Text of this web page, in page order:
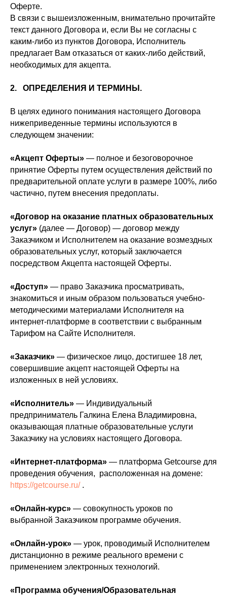
Оферте.
В связи с вышеизложенным, внимательно прочитайте
текст данного Договора и, если Вы не согласны с
каким-либо из пунктов Договора, Исполнитель
предлагает Вам отказаться от каких-либо действий,
необходимых для акцепта.
2. ОПРЕДЕЛЕНИЯ И ТЕРМИНЫ.
В целях единого понимания настоящего Договора
нижеприведенные термины используются в
следующем значении:
«Акцепт Оферты» — полное и безоговорочное
принятие Оферты путем осуществления действий по
предварительной оплате услуги в размере 100%, либо
частично, путем внесения предоплаты.
«Договор на оказание платных образовательных
услуг» (далее — Договор) — договор между
Заказчиком и Исполнителем на оказание возмездных
образовательных услуг, который заключается
посредством Акцепта настоящей Оферты.
«Доступ» — право Заказчика просматривать,
знакомиться и иным образом пользоваться учебно-
методическими материалами Исполнителя на
интернет-платформе в соответствии с выбранным
Тарифом на Сайте Исполнителя.
«Заказчик» — физическое лицо, достигшее 18 лет,
совершившие акцепт настоящей Оферты на
изложенных в ней условиях.
«Исполнитель» — Индивидуальный
предприниматель Галкина Елена Владимировна,
оказывающая платные образовательные услуги
Заказчику на условиях настоящего Договора.
«Интернет-платформа» — платформа Getcourse для
проведения обучения, расположенная на домене:
https://getcourse.ru/.
«Онлайн-курс» — совокупность уроков по
выбранной Заказчиком программе обучения.
«Онлайн-урок» — урок, проводимый Исполнителем
дистанционно в режиме реального времени с
применением электронных технологий.
«Программа обучения/Образовательная